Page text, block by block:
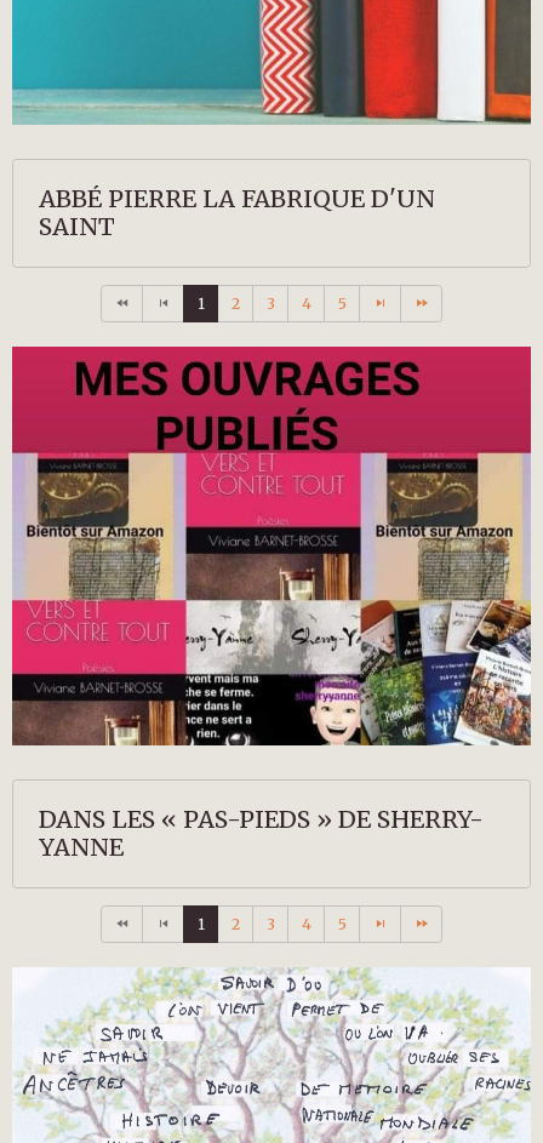
ABBÉ PIERRE LA FABRIQUE D'UN
SAINT
1 2 3 4 5
DANS LES « PAS-PIEDS » DE SHERRY-
YANNE
1 2 3 4 5